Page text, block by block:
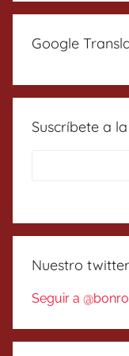
Google
Suscríbete a
Nuestro twitter
Seguir a